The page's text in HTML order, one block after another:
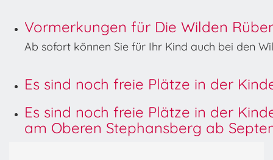
Vormerkungen für Die Wilden
Ab sofort können Sie für Ihr Kind auch bei den
Es sind noch freie Plätze in der
Es sind noch freie Plätze in der
am Oberen Stephansberg ab